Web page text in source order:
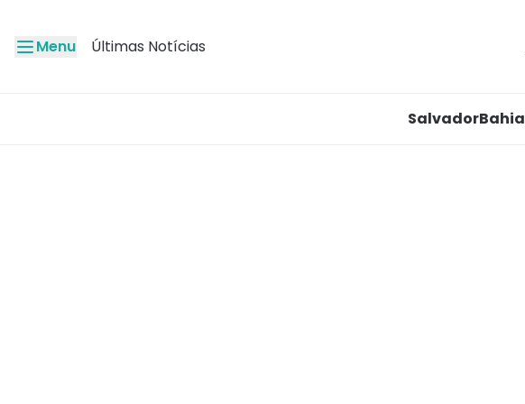
Menu Últimas Notícias
SalvadorBahia